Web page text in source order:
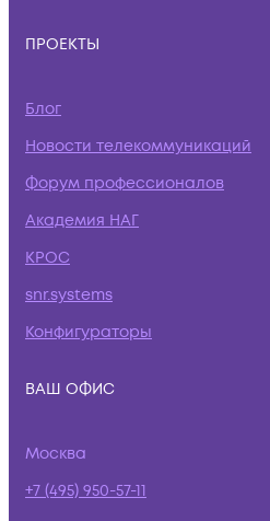
ПРОЕКТЫ
Блог
Новости телекоммуникаций
Форум профессионалов
Академия НАГ
КРОС
snr.systems
Конфигураторы
ВАШ ОФИС
Москва
+7 (495) 950-57-11